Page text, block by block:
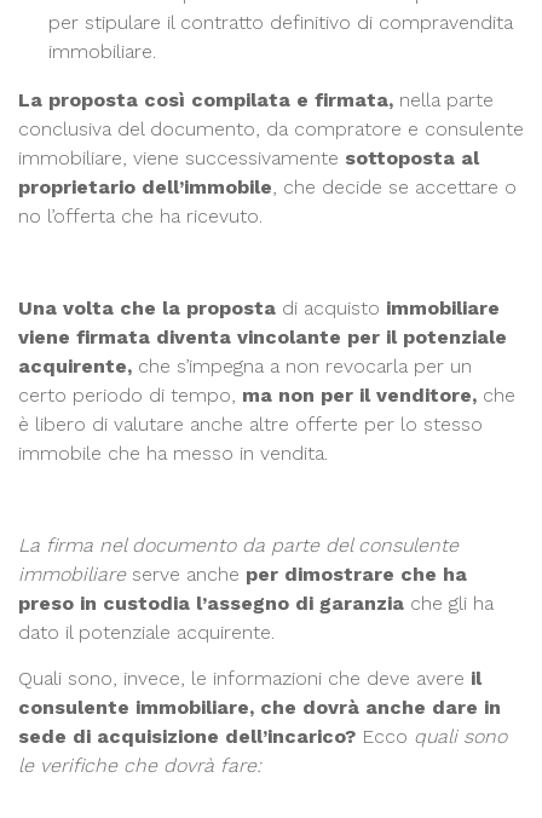
per stipulare il contratto definitivo di compravendita
immobiliare.
La proposta così compilata e firmata, nella parte
conclusiva del documento, da compratore e consulente
immobiliare, viene successivamente sottoposta al
proprietario dell’immobile , che decide se accettare o
no l’offerta che ha ricevuto.
Una volta che la proposta di acquisto immobiliare
viene firmata diventa vincolante per il potenziale
acquirente, che s’impegna a non revocarla per un
certo periodo di tempo, ma non per il venditore, che
è libero di valutare anche altre offerte per lo stesso
immobile che ha messo in vendita.
La firma nel documento da parte del consulente
immobiliareserve anche per dimostrare che ha
preso in custodia l’assegno di garanzia che gli ha
dato il potenziale acquirente.
Quali sono, invece, le informazioni che deve avere il
consulente immobiliare, che dovrà anche dare in
sede di acquisizione dell’incarico? Ecco quali sono
le verifiche che dovrà fare: